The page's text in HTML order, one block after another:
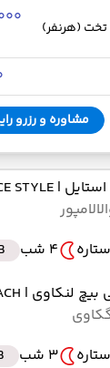
(هرنفر)
مشاوره و رزرو
| THE FACE STYLE
4 شب
بیچ لنکاوی | PELANGI BEACH
3 شب